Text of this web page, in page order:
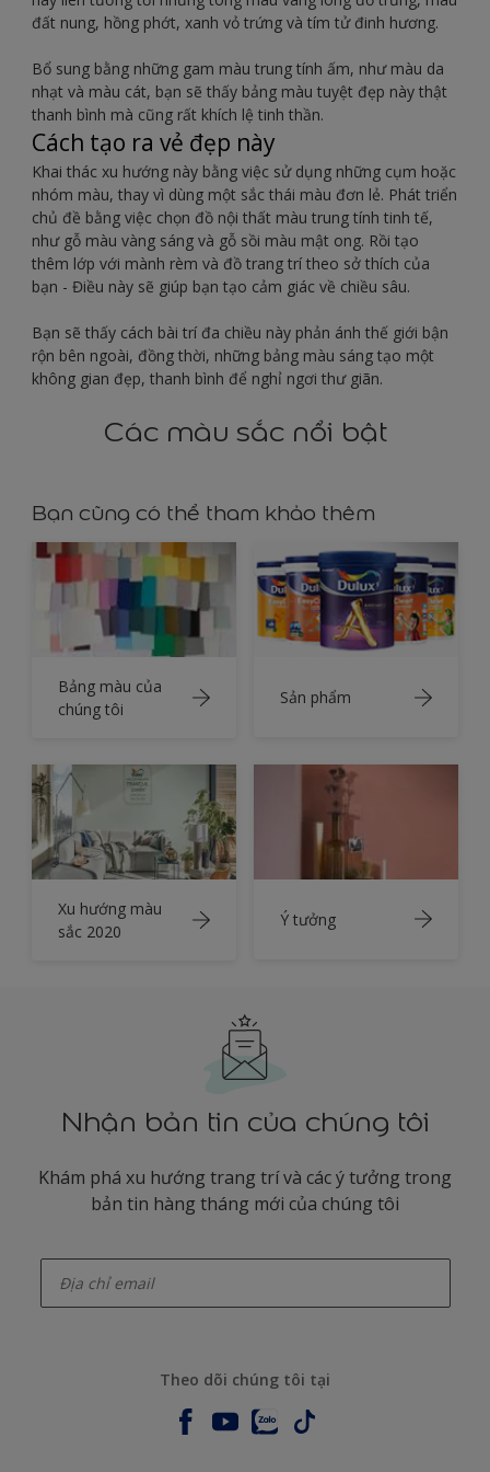
đất nung, hồng phớt, xanh vỏ trứng và tím tử đinh hương.
Bổ sung bằng những gam màu trung tính ấm, như màu da
nhạt và màu cát, bạn sẽ thấy bảng màu tuyệt đẹp này thật
thanh bình mà cũng rất khích lệ tinh thần.
Cách tạo ra vẻ đẹp này
Khai thác xu hướng này bằng việc sử dụng những cụm hoặc
nhóm màu, thay vì dùng một sắc thái màu đơn lẻ. Phát triển
chủ đề bằng việc chọn đồ nội thất màu trung tính tinh tế,
như gỗ màu vàng sáng và gỗ sồi màu mật ong. Rồi tạo
thêm lớp với mành rèm và đồ trang trí theo sở thích của
bạn - Điều này sẽ giúp bạn tạo cảm giác về chiều sâu.
Bạn sẽ thấy cách bài trí đa chiều này phản ánh thế giới bận
rộn bên ngoài, đồng thời, những bảng màu sáng tạo một
không gian đẹp, thanh bình để nghỉ ngơi thư giãn.
Các màu sắc nổi bật
Bạn cũng có thể tham khảo thêm
Bảng màu của
chúng tôi
Sản phẩm
Xu hướng màu
sắc 2020
Ý tưởng
Nhận bản tin của chúng tôi
Khám phá xu hướng trang trí và các ý tưởng trong
bản tin hàng tháng mới của chúng tôi
Theo dõi chúng tôi tại